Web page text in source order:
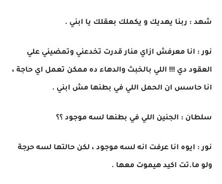
شهد : ربنا يهديك و يكملك بعقلك يا ابني .
نور : انا معرفش ازاي منار قدرت تخدعني وتمضيني علي
العقود دي !!! اللي بالخبث والدهاء ده ممكن تعمل اي حاجة ،
انا حاسس ان الحمل اللي في بطنها مش ابني .
سلطان : الجنين اللي في بطنها لسه موجود ؟؟
نور : ايوه انا عرفت انه لسه موجود ، لكن حالتها لسه حرجة
ولو ما.تت اكيد هيموت معها .